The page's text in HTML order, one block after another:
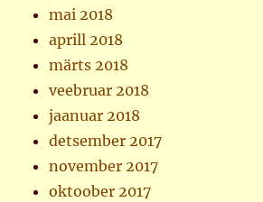
mai 2018
aprill 2018
märts 2018
veebruar 2018
jaanuar 2018
detsember 2017
november 2017
oktoober 2017